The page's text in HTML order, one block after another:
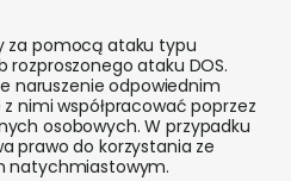
za pomocą ataku typu
rozproszonego ataku DOS.
naruszenie odpowiednim
nimi współpracować poprzez
osobowych. W przypadku
prawo do korzystania ze
natychmiastowym.